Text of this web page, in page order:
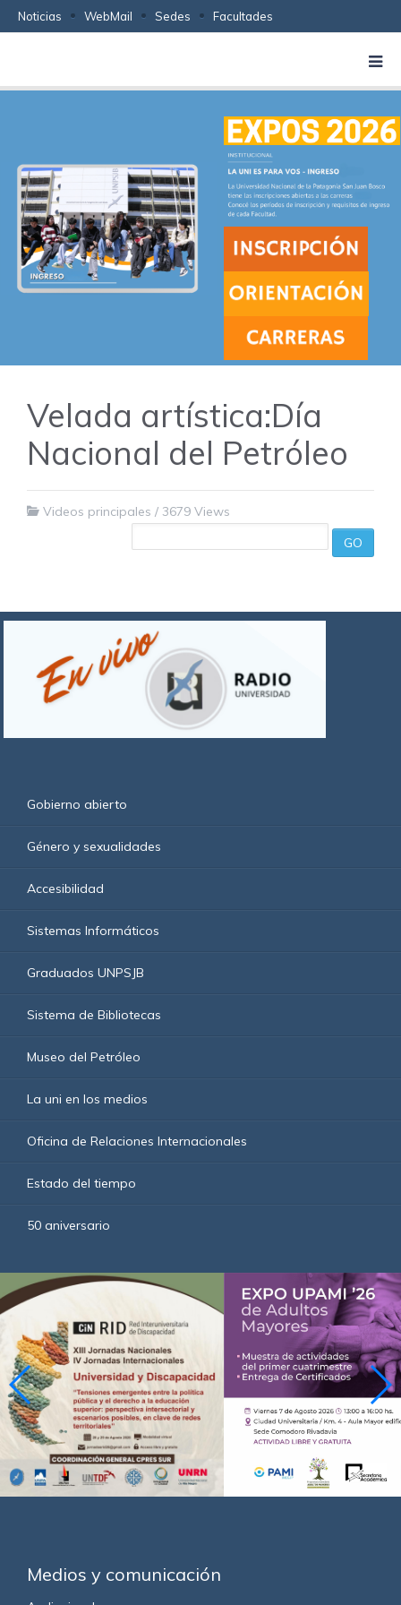
Noticias WebMail Sedes Facultades
Velada artística:Día
Nacional del Petróleo
Videos principales / 3679 Views
GO
Gobierno abierto
Género y sexualidades
Accesibilidad
Sistemas Informáticos
Graduados UNPSJB
Sistema de Bibliotecas
Museo del Petróleo
La uni en los medios
Oficina de Relaciones Internacionales
Estado del tiempo
50 aniversario
Medios y comunicación